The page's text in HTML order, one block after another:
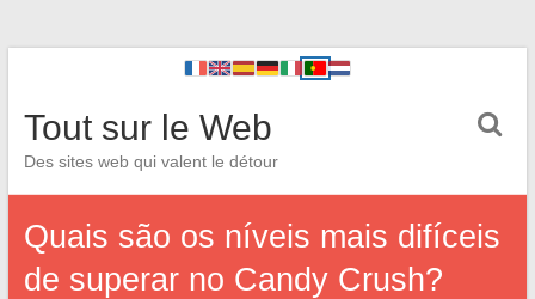
Tout sur le Web
Des sites web qui valent le détour
Quais são os níveis mais difíceis
de superar no Candy Crush?